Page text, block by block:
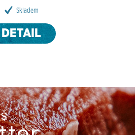
Skladem
DETAIL